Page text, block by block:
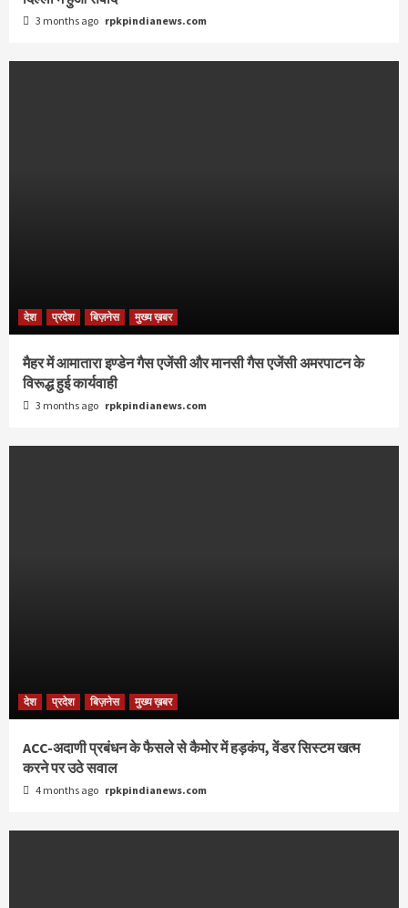
3 months ago rpkpindianews.com
देश प्रदेश बिज़नेस मुख्य ख़बर
मैहर में आमातारा इण्डेन गैस एजेंसी और मानसी गैस एजेंसी अमरपाटन के
विरूद्ध हुई कार्यवाही
3 months ago rpkpindianews.com
देश प्रदेश बिज़नेस मुख्य ख़बर
ACC-अदाणी प्रबंधन के फैसले से कैमोर में हड़कंप, वेंडर सिस्टम खत्म
करने पर उठे सवाल
4 months ago rpkpindianews.com